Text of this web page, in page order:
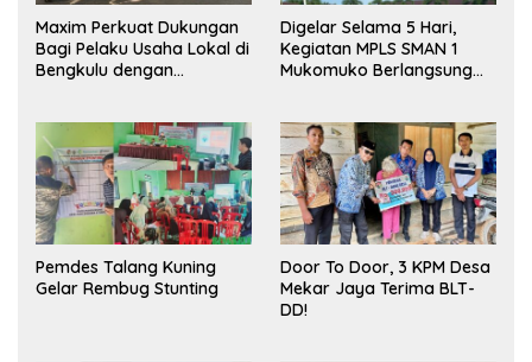
Maxim Perkuat Dukungan
Bagi Pelaku Usaha Lokal di
Bengkulu dengan
Pasar
Digelar Selama 5 Hari,
Kegiatan MPLS SMAN 1
Mukomuko Berlangsung
Pemdes Talang Kuning
Gelar Rembug Stunting
Door To Door, 3 KPM Desa
Mekar Jaya Terima BLT-
DD!